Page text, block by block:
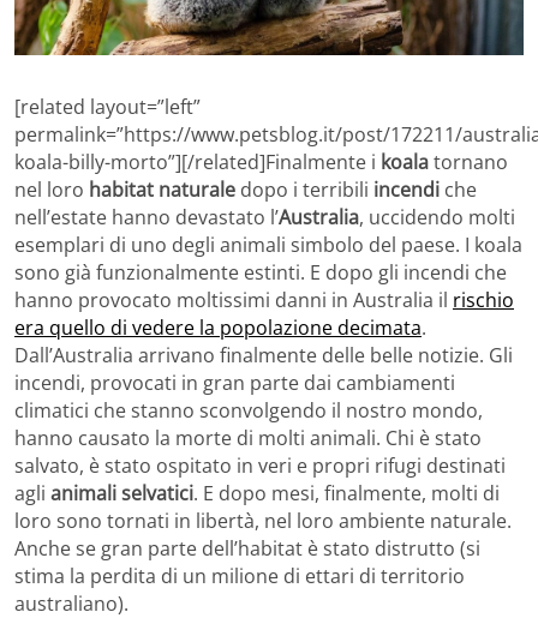
[related layout=”left”
permalink=”https://www.petsblog.it/post/172211/
koala-billy-morto”][/related]Finalmente i koalatornano
nel loro habitat naturale dopo i terribili incendi che
nell’estate hanno devastato l’Australia, uccidendo molti
esemplari di uno degli animali simbolo del paese. I koala
sono già funzionalmente estinti. E dopo gli incendi che
hanno provocato moltissimi danni in Australia il rischio
era quello di vedere la popolazione decimata.
Dall’Australia arrivano finalmente delle belle notizie. Gli
incendi, provocati in gran parte dai cambiamenti
climatici che stanno sconvolgendo il nostro mondo,
hanno causato la morte di molti animali. Chi è stato
salvato, è stato ospitato in veri e propri rifugi destinati
agli animali selvatici. E dopo mesi, finalmente, molti di
loro sono tornati in libertà, nel loro ambiente naturale.
Anche se gran parte dell’habitat è stato distrutto (si
stima la perdita di un milione di ettari di territorio
australiano).